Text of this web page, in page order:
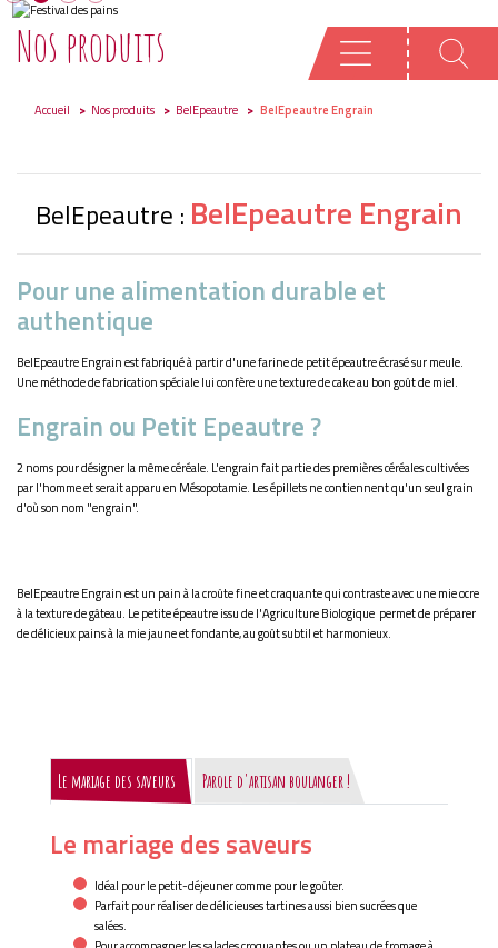
Nos produits
Accueil Nos produits BelEpeautre BelEpeautre Engrain
BelEpeautre : BelEpeautre Engrain
Pour une alimentation durable et
authentique
BelEpeautre Engrain est fabriqué à partir d'une farine de petit épeautre écrasé sur meule.
Une méthode de fabrication spéciale lui confère une texture de cake au bon goût de miel.
Engrain ou Petit Epeautre ?
2 noms pour désigner la même céréale. L'engrain fait partie des premières céréales cultivées
par l'homme et serait apparu en Mésopotamie. Les épillets ne contiennent qu'un seul grain
d'où son nom "engrain".
BelEpeautre Engrain est un pain à la croûte fine et craquante qui contraste avec une mie ocre
à la texture de gâteau. Le petite épeautre issu de l'Agriculture Biologique permet de préparer
de délicieux pains à la mie jaune et fondante, au goût subtil et harmonieux.
Le mariage des saveurs Parole d'artisan boulanger !
Le mariage des saveurs
Idéal pour le petit-déjeuner comme pour le goûter.
Parfait pour réaliser de délicieuses tartines aussi bien sucrées que
salées.